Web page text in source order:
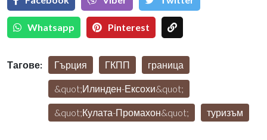
Whatsapp Pinterest
Тагове: Гърция ГКПП граница
&quot;Илинден-Ексохи&quot;
&quot;Кулата-Промахон&quot; туризъм